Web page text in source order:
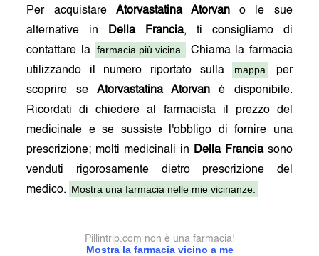
Per acquistare Atorvastatina Atorvan o le sue
alternative in
Della Francia, ti consigliamo di
contattare la farmacia più vicina.
Chiama la farmacia
utilizzando il numero riportato sulla
mappa
per
scoprire se Atorvastatina Atorvan è disponibile.
Ricordati di chiedere al farmacista il prezzo del
medicinale e se sussiste l'obbligo di fornire una
prescrizione; molti medicinali in
Della Franciasono
venduti rigorosamente dietro prescrizione del
medico. Mostra una farmacia nelle mie vicinanze.
Mostra la farmacia vicino a me
Pillintrip.com non è una farmacia!